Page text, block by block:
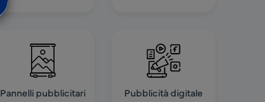
Pannelli pubblicitari Pubblicità digitale